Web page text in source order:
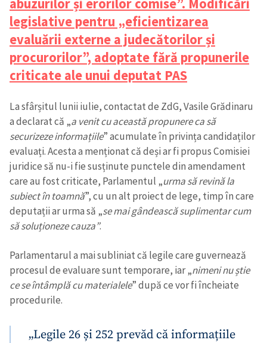
abuzurilor și erorilor comise”. Modificări
legislative pentru „eficientizarea
evaluării externe a judecătorilor și
procurorilor”, adoptate fără propunerile
criticate ale unui deputat PAS
La sfârșitul lunii iulie, contactat de ZdG, Vasile Grădinaru
a declarat că „a venit cu această propunere ca să
securizeze informațiile” acumulate în privința candidaților
evaluați. Acesta a menționat că deși ar fi propus Comisiei
juridice să nu-i fie susținute punctele din amendament
care au fost criticate, Parlamentul „urma să revină la
subiect în toamnă”, cu un alt proiect de lege, timp în care
deputații ar urma să „se mai gândească suplimentar cum
să soluționeze cauza”.
Parlamentarul a mai subliniat că legile care guvernează
procesul de evaluare sunt temporare, iar „nimeni nu știe
ce se întâmplă cu materialele” după ce vor fi încheiate
procedurile.
„Legile 26 și 252 prevăd că informațiile